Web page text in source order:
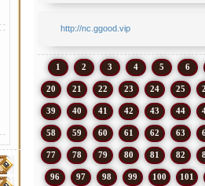
http://nc.ggood.vip
1 2 3 4 5 6
20 21 22 23 24 25
39 40 41 42 43 44
58 59 60 61 62 63
77 78 79 80 81 82
96 97 98 99 100 101